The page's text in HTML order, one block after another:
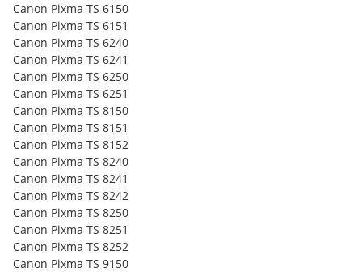
Canon Pixma TS 6150
Canon Pixma TS 6151
Canon Pixma TS 6240
Canon Pixma TS 6241
Canon Pixma TS 6250
Canon Pixma TS 6251
Canon Pixma TS 8150
Canon Pixma TS 8151
Canon Pixma TS 8152
Canon Pixma TS 8240
Canon Pixma TS 8241
Canon Pixma TS 8242
Canon Pixma TS 8250
Canon Pixma TS 8251
Canon Pixma TS 8252
Canon Pixma TS 9150